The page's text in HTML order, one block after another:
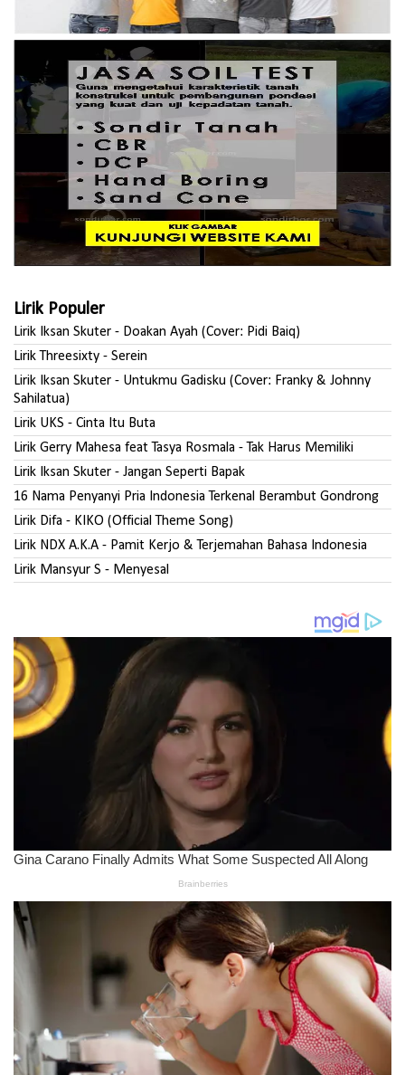
Lirik Populer
Lirik Iksan Skuter - Doakan Ayah (Cover: Pidi Baiq)
Lirik Threesixty - Serein
Lirik Iksan Skuter - Untukmu Gadisku (Cover: Franky & Johnny
Sahilatua)
Lirik UKS - Cinta Itu Buta
Lirik Gerry Mahesa feat Tasya Rosmala - Tak Harus Memiliki
Lirik Iksan Skuter - Jangan Seperti Bapak
16 Nama Penyanyi Pria Indonesia Terkenal Berambut Gondrong
Lirik Difa - KIKO (Official Theme Song)
Lirik NDX A.K.A - Pamit Kerjo & Terjemahan Bahasa Indonesia
Lirik Mansyur S - Menyesal